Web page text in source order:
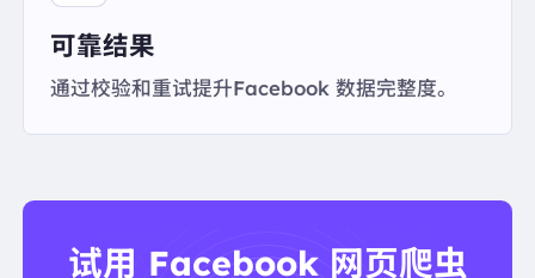
可靠结果
通过校验和重试提升Facebook 数据完整度。
试用 Facebook 网页爬虫